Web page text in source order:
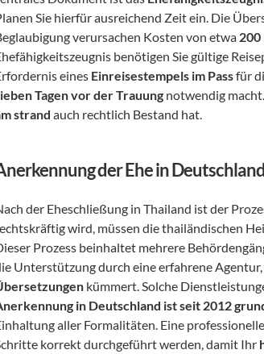
Sie hierfür ausreichend Zeit ein. Die
verursachen Kosten von etwa 200
benötigen Sie gültige
eines Einreisestempels im Pass
Tagen vor der Trauung notwendig
strand auch rechtlich Bestand hat.
der Ehe in
der Eheschließung in Thailand ist der
wird, müssen die thailändischen
Prozess beinhaltet mehrere
Unterstützung durch eine erfahrene Agentur,
in Deutschland ist seit 2012
aller Formalitäten. Eine
korrekt durchgeführt werden, damit Ihr